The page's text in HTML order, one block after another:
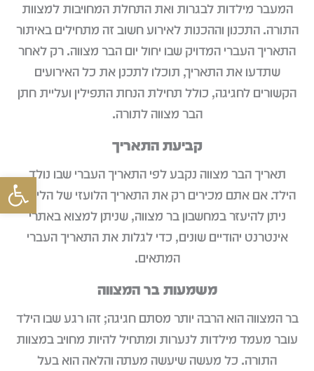
פתח
המעבר מילדות לבגרות ואת התחלת המחויבות למצוות
התורה. התכנון וההכנות לאירוע חשוב זה מתחילים באיתור
התאריך העברי המדויק שבו יחול יום הבר מצווה. רק לאחר
שתדעו את התאריך, תוכלו לתכנן את כל האירועים
הקשורים לחגיגה, כולל תחילת הנחת התפילין ועליית חתן
הבר מצווה לתורה.
קביעת התאריך
תאריך הבר מצווה נקבע לפי התאריך העברי שבו נולד
הילד. אם אתם מכירים רק את התאריך הלועזי של הלידה,
ניתן להיעזר במחשבון בר מצווה, שניתן למצוא באתרי
אינטרנט יהודיים שונים, כדי לגלות את התאריך העברי
המתאים.
משמעות בר המצווה
בר המצווה הוא הרבה יותר מסתם חגיגה; זהו רגע שבו הילד
עובר מעמד מילדות לנערות ומתחיל להיות מחויב במצוות
התורה. כל מעשה שיעשה מעתה והלאה הוא בעל